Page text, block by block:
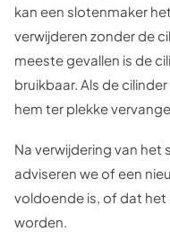
kan een slotenmaker
verwijderen zonder de
meeste gevallen is de
bruikbaar. Als de
hem ter plekke
Na verwijdering van het
adviseren we of een
voldoende is, of dat
worden.